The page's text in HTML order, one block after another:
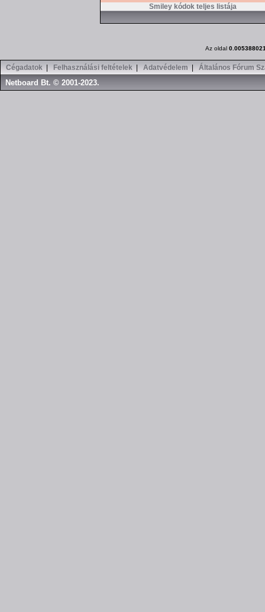
Smiley kódok teljes listája
Az oldal
Cégadatok Felhasználási feltételek Adatvédelem Általános Fórum
Netboard Bt. © 2001-2023.